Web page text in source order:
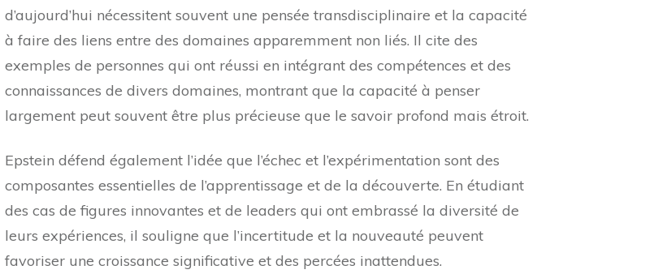
d’aujourd’hui nécessitent souvent une pensée transdisciplinaire et la capacité
à faire des liens entre des domaines apparemment non liés. Il cite des
exemples de personnes qui ont réussi en intégrant des compétences et des
connaissances de divers domaines, montrant que la capacité à penser
largement peut souvent être plus précieuse que le savoir profond mais étroit.
Epstein défend également l’idée que l’échec et l’expérimentation sont des
composantes essentielles de l’apprentissage et de la découverte. En étudiant
des cas de figures innovantes et de leaders qui ont embrassé la diversité de
leurs expériences, il souligne que l’incertitude et la nouveauté peuvent
favoriser une croissance significative et des percées inattendues.